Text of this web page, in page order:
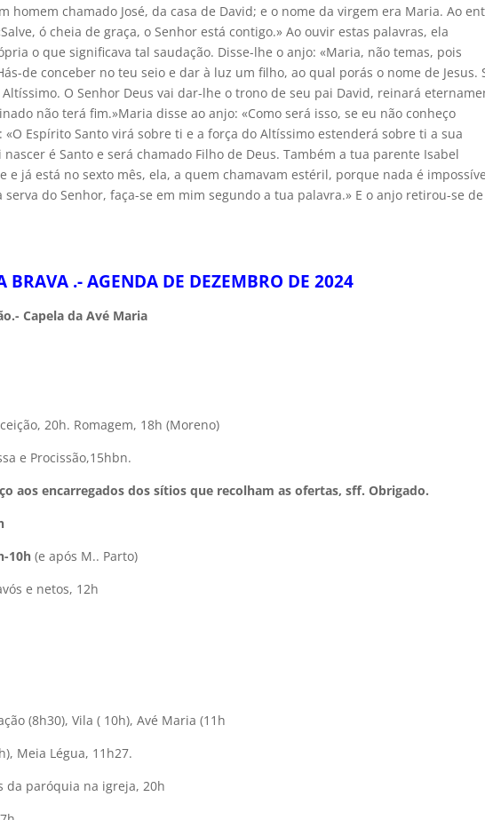
homem chamado José, da casa de David; e o nome da virgem era Maria. Ao
ó cheia de graça, o Senhor está contigo.» Ao ouvir estas palavras, ela
o que significava tal saudação. Disse-lhe o anjo: «Maria, não temas, pois
de conceber no teu seio e dar à luz um filho, ao qual porás o nome de Jesus.
O Senhor Deus vai dar-lhe o trono de seu pai David, reinará
não terá fim.»Maria disse ao anjo: «Como será isso, se eu não conheço
Espírito Santo virá sobre ti e a força do Altíssimo estenderá sobre ti a sua
é Santo e será chamado Filho de Deus. Também a tua parente Isabel
e já está no sexto mês, ela, a quem chamavam estéril, porque nada é
serva do Senhor, faça-se em mim segundo a tua palavra.» E o anjo retirou-se de
BRAVA .- AGENDA DE DEZEMBRO DE 2024
Capela da Avé Maria
20h. Romagem, 18h (Moreno)
e Procissão,15hbn.
aos encarregados dos sítiosque recolham as ofertas, sff. Obrigado.
10h (e após M.. Parto)
e netos, 12h
(8h30), Vila ( 10h), Avé Maria (11h
Meia Légua, 11h27.
da paróquia na igreja, 20h